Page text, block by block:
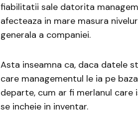
fiabilitatii sale datorita
afecteaza in mare masura
generala a companiei.
Asta inseamna ca, daca datele
care managementul le ia pe
departe, cum ar fi merlanul
se incheie in inventar.